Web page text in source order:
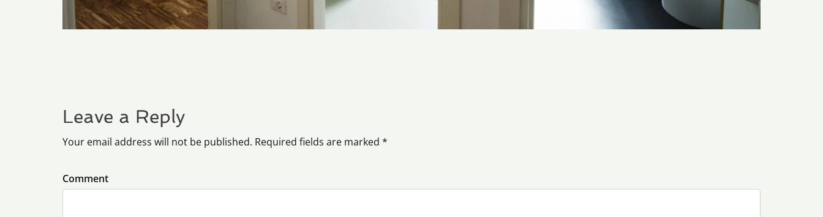
Leave a Reply
Your email address will not be published. Required fields are marked *
Comment